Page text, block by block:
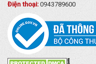
Điện thoại:0943789600